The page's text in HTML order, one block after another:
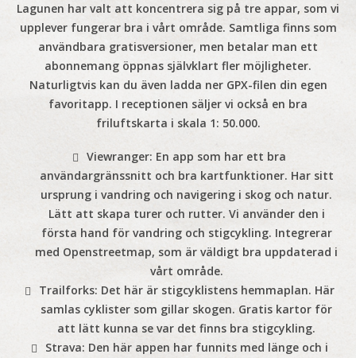
Lagunen har valt att koncentrera sig på tre appar, som vi
upplever fungerar bra i vårt område. Samtliga finns som
användbara gratisversioner, men betalar man ett
abonnemang öppnas självklart fler möjligheter.
Naturligtvis kan du även ladda ner GPX-filen din egen
favoritapp. I receptionen säljer vi också en bra
friluftskarta i skala 1: 50.000.
Viewranger: En app som har ett bra
användargränssnitt och bra kartfunktioner. Har sitt
ursprung i vandring och navigering i skog och natur.
Lätt att skapa turer och rutter. Vi använder den i
första hand för vandring och stigcykling. Integrerar
med Openstreetmap, som är väldigt bra uppdaterad i
vårt område.
Trailforks: Det här är stigcyklistens hemmaplan. Här
samlas cyklister som gillar skogen. Gratis kartor för
att lätt kunna se var det finns bra stigcykling.
Strava: Den här appen har funnits med länge och i